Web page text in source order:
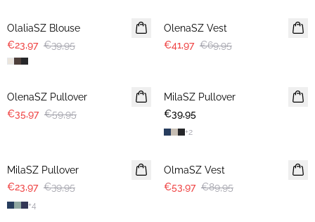
OlaliaSZ Blouse
€23,97 €39,95
OlenaSZ Vest
€41,97 €69,95
-40%
OlenaSZ Pullover
€35,97 €59,95
NIEUWE
2 FOR €65
MilaSZ Pullover
€39,95
+2
MilaSZ Pullover
€23,97 €39,95
+4
OlmaSZ Vest
€53,97 €89,95